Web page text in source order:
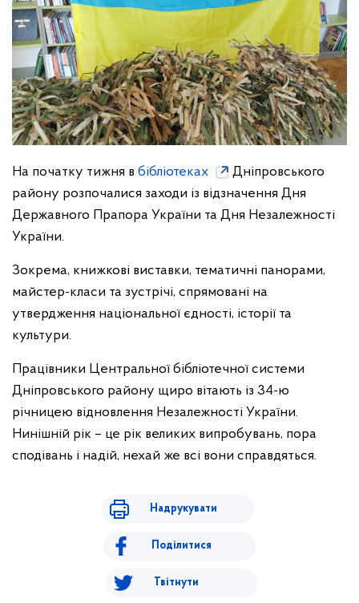
На початку тижня в бібліотеках
Дніпровського
району розпочалися заходи із відзначення Дня
Державного Прапора України та Дня Незалежності
України.
Зокрема, книжкові виставки, тематичні панорами,
майстер-класи та зустрічі, спрямовані на
утвердження національної єдності, історії та
культури.
Працівники Центральної бібліотечної системи
Дніпровського району щиро вітають із 34-ю
річницею відновлення Незалежності України.
Нинішній рік – це рік великих випробувань, пора
сподівань і надій, нехай же всі вони справдяться.
Надрукувати
Поділитися
Твітнути